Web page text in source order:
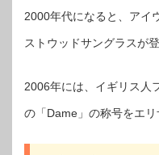
2000年代になると、アイ
ストウッドサングラスが登
2006年には、イギリス人
の「Dame」の称号をエリ